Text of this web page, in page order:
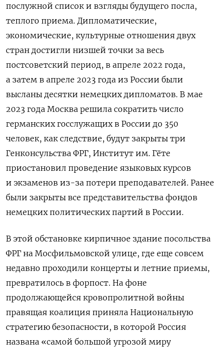
послужной список и взгляды будущего посла,
теплого приема. Дипломатические,
экономические, культурные отношения двух
стран достигли низшей точки за весь
постсоветский период, в апреле 2022 года,
а затем в апреле 2023 года из России были
высланы десятки немецких дипломатов. В мае
2023 года Москва решила сократить число
германских госслужащих в России до 350
человек, как следствие, будут закрыты три
Генконсульства ФРГ, Институт им. Гёте
приостановил проведение языковых курсов
и экзаменов из-за потери преподавателей. Ранее
были закрыты все представительства фондов
немецких политических партий в России.
В этой обстановке кирпичное здание посольства
ФРГ на Мосфильмовской улице, где еще совсем
недавно проходили концерты и летние приемы,
превратилось в форпост. На фоне
продолжающейся кровопролитной войны
правящая коалиция приняла Национальную
стратегию безопасности, в которой Россия
названа «самой большой угрозой миру